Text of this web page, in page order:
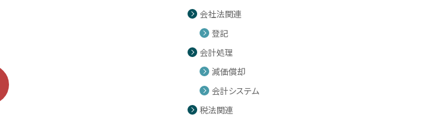
会社法関連
登記
会計処理
減価償却
会計システム
税法関連